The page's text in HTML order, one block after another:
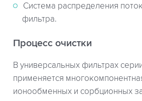
Система распределения
фильтра.
Процесс очистки
В универсальных фильтрах
применяется
ионообменных и сорбционных